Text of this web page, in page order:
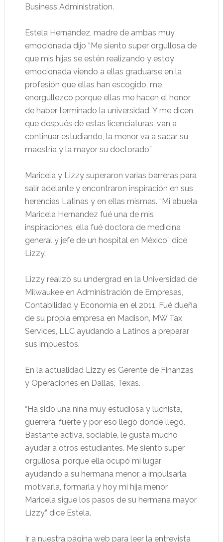
Business Administration.
Estela Hernández, madre de ambas muy
emocionada dijo “Me siento super orgullosa de
que mis hijas se estén realizando y estoy
emocionada viendo a ellas graduarse en la
profesión que ellas han escogido, me
enorgullezco porque ellas me hacen el honor
de haber terminado la universidad. Y me dicen
que después de estas licenciaturas, van a
continuar estudiando, la menor va a sacar su
maestría y la mayor su doctorado”
Maricela y Lizzy superaron varias barreras para
salir adelante y encontraron inspiración en sus
herencias Latinas y en ellas mismas. “Mi abuela
Maricela Hernandez fué una de mis
inspiraciones, ella fué doctora de medicina
general y jefe de un hospital en México” dice
Lizzy.
Lizzy realizó su undergrad en la Universidad de
Milwaukee en Administración de Empresas,
Contabilidad y Economía en el 2011. Fué dueña
de su propia empresa en Madison, MW Tax
Services, LLC ayudando a Latinos a preparar
sus impuestos.
En la actualidad Lizzy es Gerente de Finanzas
y Operaciones en Dallas, Texas.
“Ha sido una niña muy estudiosa y luchista,
guerrera, fuerte y por eso llegó donde llegó.
Bastante activa, sociable, le gusta mucho
ayudar a otros estudiantes. Me siento super
orgullosa, porque ella ocupó mi lugar
ayudando a su hermana menor, a impulsarla,
motivarla, formarla y hoy mi hija menor
Maricela sigue los pasos de su hermana mayor
Lizzy.” dice Estela.
Ir a nuestra página web para leer la entrevista